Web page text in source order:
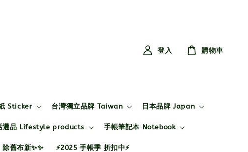
Sticker 台灣獨立品牌 Taiwan 日本品牌 Japan
選品 Lifestyle products 手帳筆記本 Notebook
舊布新✨✨ ⚡2025 手帳季 折扣中⚡
登入 購物車